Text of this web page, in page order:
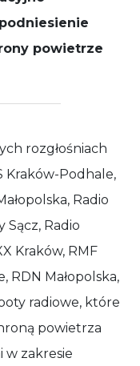
powietrze
rozgłośniach
Kraków-Podhale,
Radio
Sącz, Radio
Kraków, RMF
RDN Małopolska,
radiowe, które
powietrza
w zakresie
wizyty.